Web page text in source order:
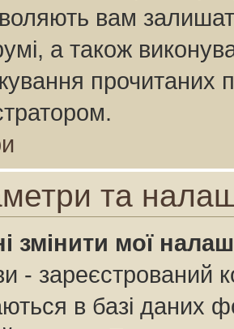
вам
а також
прочитаних
та
змінити мої
- зареєстрований
в базі даних